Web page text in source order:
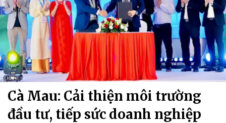
Cà Mau: Cải thiện môi trường
đầu tư, tiếp sức doanh nghiệp